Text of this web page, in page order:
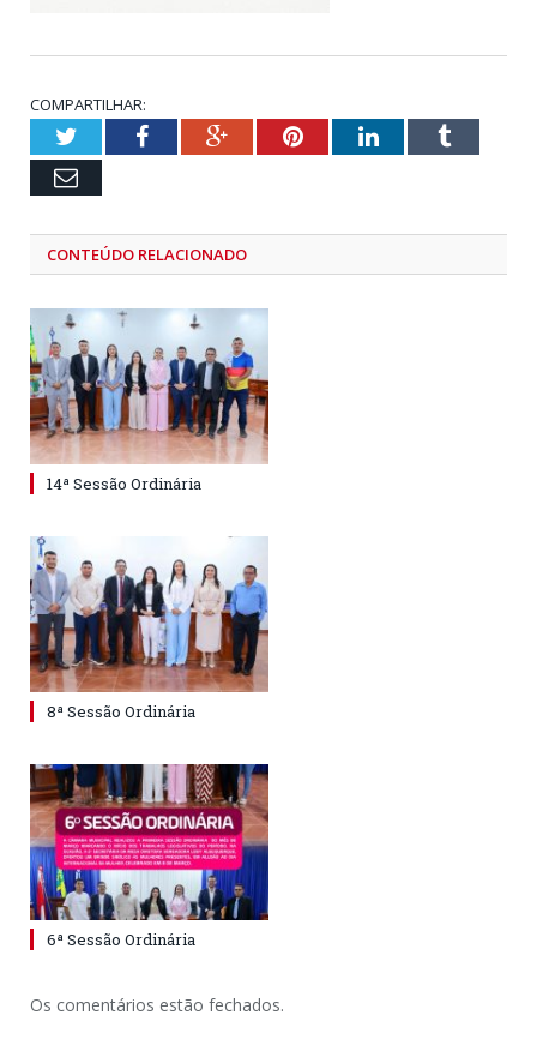
COMPARTILHAR:
TwitterFacebookGoogle+PinterestLinkedInTumblr
Email
CONTEÚDO RELACIONADO
14ª Sessão Ordinária
8ª Sessão Ordinária
6ª Sessão Ordinária
Os comentários estão fechados.